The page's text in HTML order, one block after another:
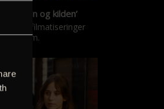
‘Manon og kilden’
Pagnol-filmatiseringer
form.